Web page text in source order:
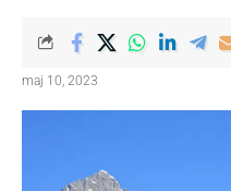
maj 10, 2023